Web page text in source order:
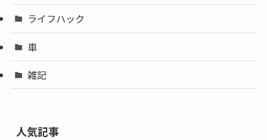
ライフハック
車
雑記
人気記事